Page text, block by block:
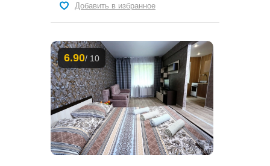
Добавить в избранное
6.90/ 10